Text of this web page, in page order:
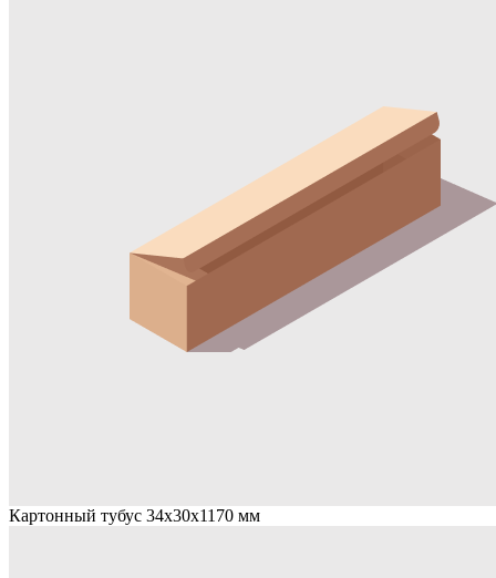
Картонный тубус 34x30x1170 мм